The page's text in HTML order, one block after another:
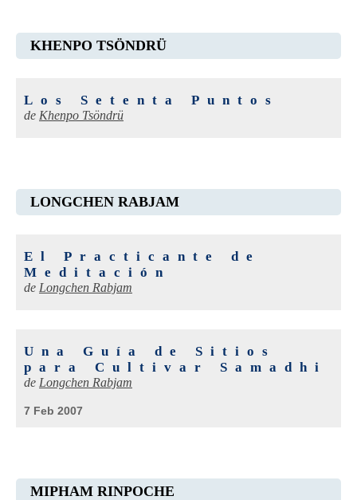
KHENPO TSÖNDRÜ
Los Setenta Puntos
de Khenpo Tsöndrü
LONGCHEN RABJAM
El Practicante de
Meditación
de Longchen Rabjam
Una Guía de Sitios
para Cultivar Samadhi
de Longchen Rabjam
7 Feb 2007
MIPHAM RINPOCHE